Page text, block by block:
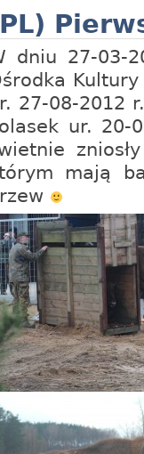
dniu 27-03-
27-08-2012
ur. 20-
mają